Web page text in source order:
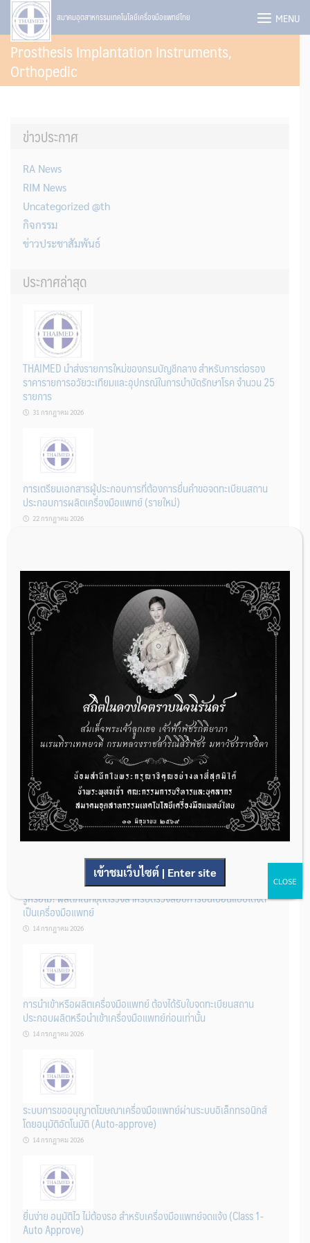
Skip
content
สมาคมอุตสาหกรรมเทคโนโลยีเครื่องมือแพทย์ไทย MENU
Prosthesis Implantation Instruments,
Orthopedic
ข่าวประกาศ
RA News
RIM News
Uncategorized @th
กิจกรรม
ข่าวประชาสัมพันธ์
ประกาศล่าสุด
THAIMED นำส่งรายการใหม่ของกรมบัญชีกลาง สำหรับการต่อรอง
ราคารายการอวัยวะเทียมและอุปกรณ์ในการบำบัดรักษาโรค จำนวน 25
รายการ
31 กรกฎาคม 2026
การเตรียมเอกสารผู้ประกอบการที่ต้องการยื่นคำขอจดทะเบียนสถาน
ประกอบการผลิตเครื่องมือแพทย์ (รายใหม่)
22 กรกฎาคม 2026
ผู้ประกอบการผลิต และ นักวิจัย ที่ต้องการขึ้นทะเบียนเครื่องมือแพทย์
ต้องทำอย่างไรบ้าง
22 กรกฎาคม 2026
กองควบคุมเครื่องมือแพทย์ เปิดรับฟังความคิดเห็นหลักการยกร่าง
กฎหมาย จำนวน 3 ฉบับ ผ่านระบบกลางทางกฎหมาย
22 กรกฎาคม 2026
การโฆษณาเครื่องมือแพทย์แบบใดที่ได้รับการยกเว้นไม่ต้องขออนุญาต
14 กรกฎาคม 2026
รู้หรือไม่? ผลิตภัณฑ์ชุดตรวจสําหรับตรวจสอบการปนเปื้อนแบบใดจัด
เป็นเครื่องมือแพทย์
14 กรกฎาคม 2026
การนำเข้าหรือผลิตเครื่องมือแพทย์ ต้องได้รับใบจดทะเบียนสถาน
ประกอบผลิตหรือนำเข้าเครื่องมือแพทย์ก่อนเท่านั้น
14 กรกฎาคม 2026
ระบบการขออนุญาตโฆษณาเครื่องมือแพทย์ผ่านระบบอิเล็กทรอนิกส์
โดยอนุมัติอัตโนมัติ (Auto-approve)
14 กรกฎาคม 2026
ยื่นง่าย อนุมัติไว ไม่ต้องรอ สำหรับเครื่องมือแพทย์จดแจ้ง (Class 1-
Auto Approve)
เข้าชมเว็บไซต์ | Enter site
CLOSE